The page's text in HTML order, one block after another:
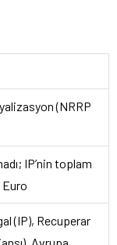
(NRRP
IP’nin toplam
(IP), Recuperar